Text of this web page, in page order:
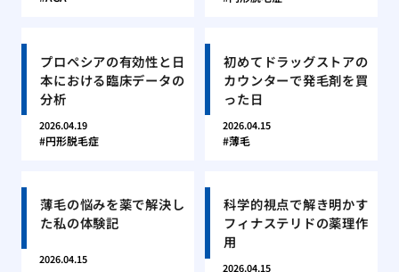
プロペシアの有効性と日
本における臨床データの
分析
2026.04.19
円形脱毛症
初めてドラッグストアの
カウンターで発毛剤を買
った日
2026.04.15
薄毛
薄毛の悩みを薬で解決し
た私の体験記
2026.04.15
科学的視点で解き明かす
フィナステリドの薬理作
用
2026.04.15